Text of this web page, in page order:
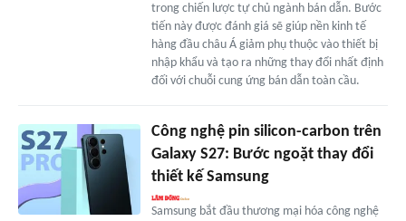
trong chiến lược tự chủ ngành bán dẫn. Bước
tiến này được đánh giá sẽ giúp nền kinh tế
hàng đầu châu Á giảm phụ thuộc vào thiết bị
nhập khẩu và tạo ra những thay đổi nhất định
đối với chuỗi cung ứng bán dẫn toàn cầu.
Công nghệ pin silicon-carbon trên
Galaxy S27: Bước ngoặt thay đổi
thiết kế Samsung
Samsung bắt đầu thương mại hóa công nghệ